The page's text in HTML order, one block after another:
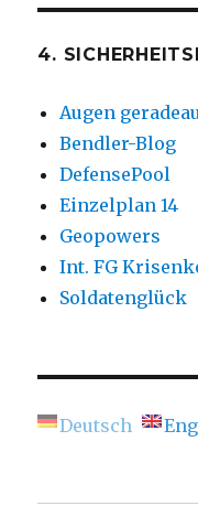
4.
Augen
Bendler-Blog
DefensePool
Einzelplan 14
Geopowers
Int. FG
Soldatenglück
Deutsch